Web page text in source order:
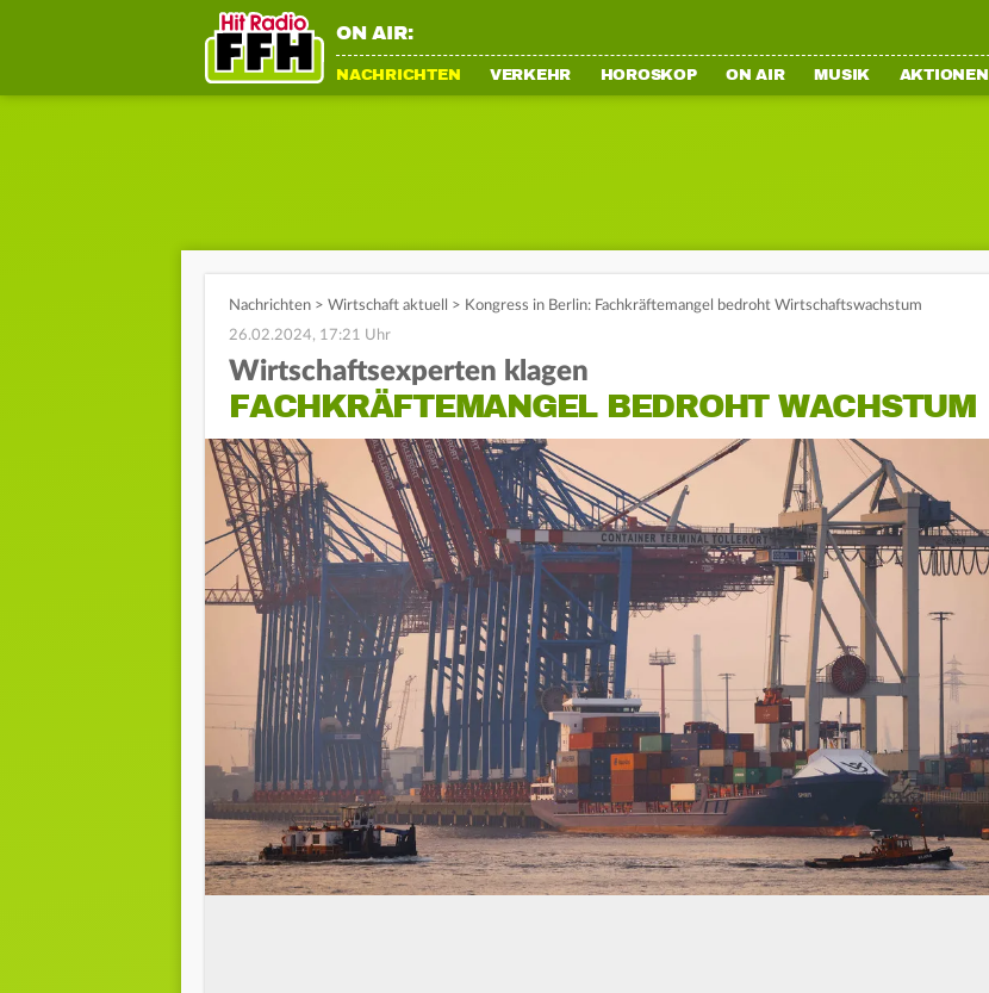
ON AIR:
NACHRICHTEN VERKEHR HOROSKOP ON AIR MUSIK AKTIONEN
Nachrichten > Wirtschaft aktuell > Kongress in Berlin: Fachkräftemangel bedroht Wirtschaftswachstum
26.02.2024, 17:21 Uhr
Wirtschaftsexperten klagen
FACHKRÄFTEMANGEL BEDROHT WACHSTUM